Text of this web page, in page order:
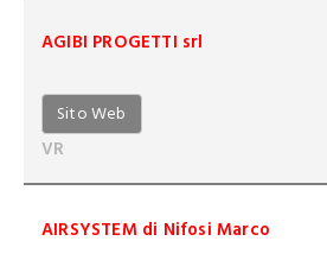
AGIBI PROGETTI srl
Sito Web
VR
AIRSYSTEM di Nifosi Marco